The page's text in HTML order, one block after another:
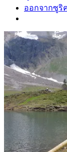
ออกจากซูริ